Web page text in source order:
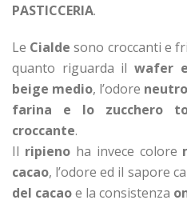
PASTICCERIA.
Le Cialde sono croccanti e
quanto riguarda il wafer
beige medio, l’odore
farina e lo zucchero
croccante.
Il ripieno ha invece colore
cacao, l’odore ed il sapore
del cacaoe la consistenza